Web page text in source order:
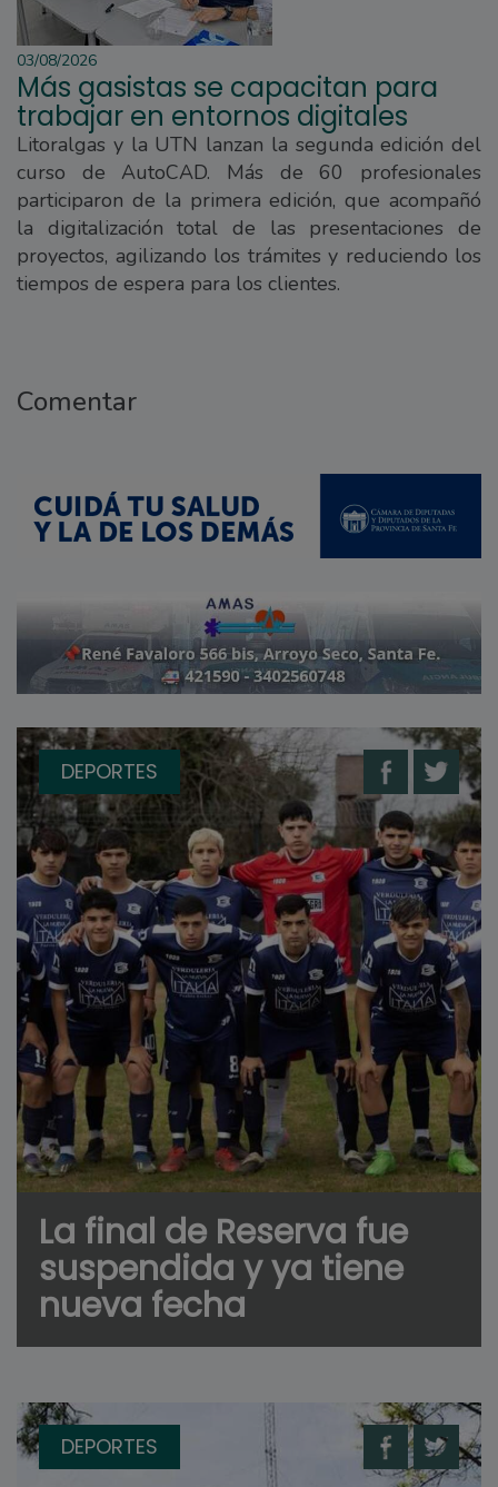
03/08/2026
Más gasistas se capacitan para
trabajar en entornos digitales
Litoralgas y la UTN lanzan la segunda edición del
curso de AutoCAD. Más de 60 profesionales
participaron de la primera edición, que acompañó
la digitalización total de las presentaciones de
proyectos, agilizando los trámites y reduciendo los
tiempos de espera para los clientes.
Comentar
DEPORTES
La final de Reserva fue
suspendida y ya tiene
nueva fecha
DEPORTES